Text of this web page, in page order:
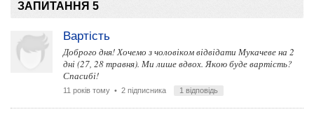
ЗАПИТАННЯ 5
Вартість
Доброго дня! Хочемо з чоловіком відвідати Мукачеве на 2
дні (27, 28 травня). Ми лише вдвох. Якою буде вартість?
Спасибі!
11 років тому • 2 підписника 1 відповідь